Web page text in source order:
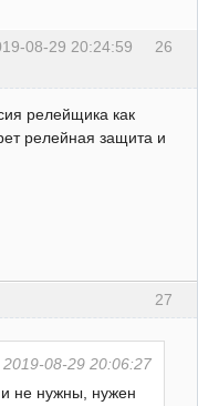
26
08-29 20:24:59
релейщика как
релейная защита и
27
2019-08-29 20:06:27
не нужны, нужен